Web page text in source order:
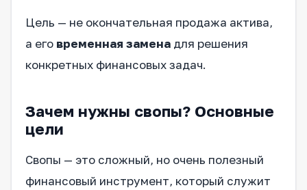
Цель — не окончательная продажа актива,
а его временная замена для решения
конкретных финансовых задач.
Зачем нужны свопы? Основные
цели
Свопы — это сложный, но очень полезный
финансовый инструмент, который служит